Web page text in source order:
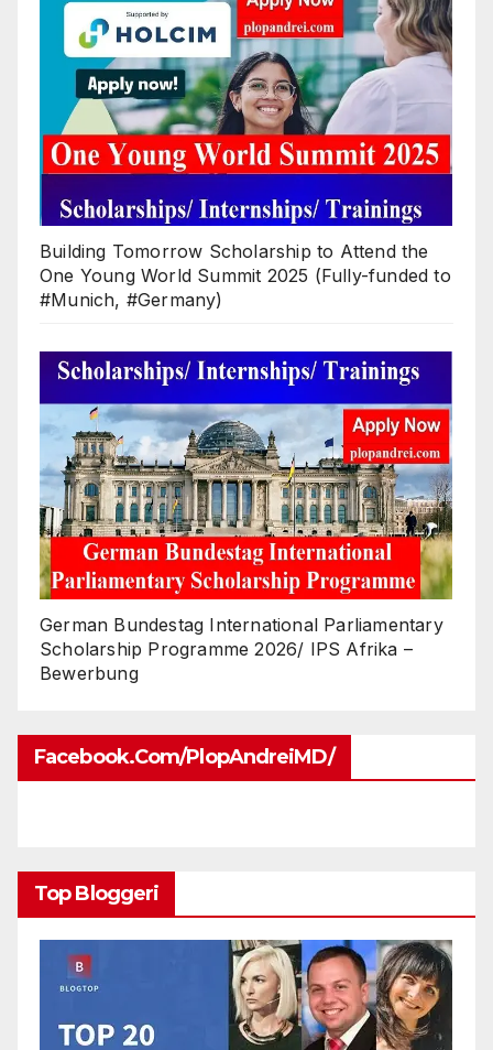
Building Tomorrow Scholarship to Attend the
One Young World Summit 2025 (Fully-funded to
#Munich, #Germany)
German Bundestag International Parliamentary
Scholarship Programme 2026/ IPS Afrika –
Bewerbung
Facebook.com/PlopAndreiMD/
Top Bloggeri